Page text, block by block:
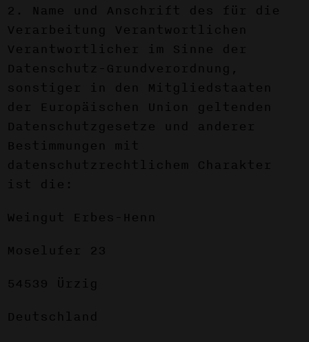
2. Name und Anschrift des für die
Verarbeitung Verantwortlichen
Verantwortlicher im Sinne der
Datenschutz-Grundverordnung,
sonstiger in den Mitgliedstaaten
der Europäischen Union geltenden
Datenschutzgesetze und anderer
Bestimmungen mit
datenschutzrechtlichem Charakter
ist die:
Weingut Erbes-Henn
Moselufer 23
54539 Ürzig
Deutschland